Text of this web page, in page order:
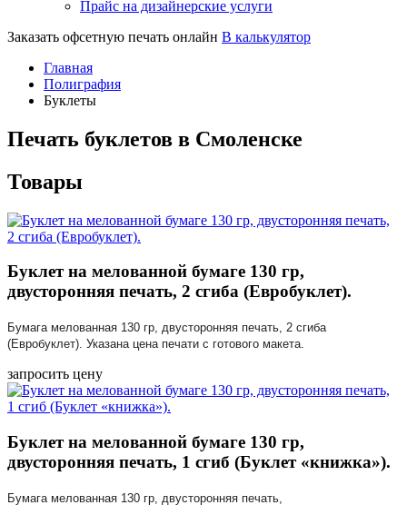
Прайс на дизайнерские услуги
Заказать офсетную печать онлайн В калькулятор
Главная
Полиграфия
Буклеты
Печать буклетов в Смоленске
Товары
Буклет на мелованной бумаге 130 гр,
двусторонняя печать, 2 сгиба (Евробуклет).
Бумага мелованная 130 гр, двусторонняя печать, 2 сгиба
(Евробуклет). Указана цена печати с готового макета.
запросить цену
Буклет на мелованной бумаге 130 гр,
двусторонняя печать, 1 сгиб (Буклет «книжка»).
Бумага мелованная 130 гр, двусторонняя печать,